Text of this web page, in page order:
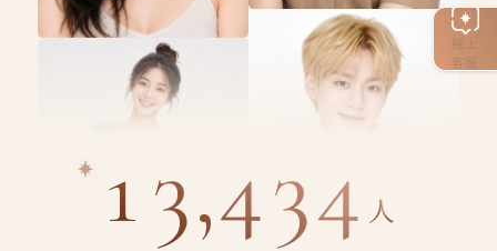
線上
客服
13,434 人